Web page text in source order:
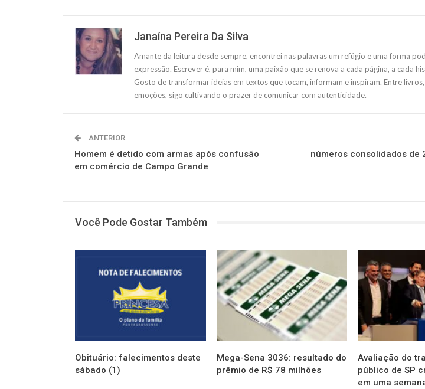
Janaína Pereira Da Silva
Amante da leitura desde sempre, encontrei nas palavras um refúgio e uma forma
expressão. Escrever é, para mim, uma paixão que se renova a cada página, a cada
Gosto de transformar ideias em textos que tocam, informam e inspiram. Entre
emoções, sigo cultivando o prazer de comunicar com autenticidade.
ANTERIOR
Homem é detido com armas após confusão
em comércio de Campo Grande
números consolidados de
Você Pode Gostar Também
Obituário: falecimentos deste
sábado (1)
NOTÍCIAS
Mega-Sena 3036: resultado do
prêmio de R$ 78 milhões
Avaliação do
público de SP
em uma